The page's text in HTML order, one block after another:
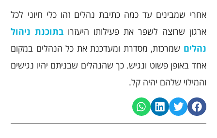
אחרי שמבינים עד כמה כתיבת נהלים זהו כלי חיוני לכל
ארגון שרוצה לשפר את פעילותו היעזרו בתוכנת ניהול
נהלים שמרכזת, מסדרת ומעדכנת את כל הנהלים במקום
אחד באופן פשוט ונגיש. כך שהנהלים שבניתם יהיו נגישים
והמילוי שלהם יהיה קל.